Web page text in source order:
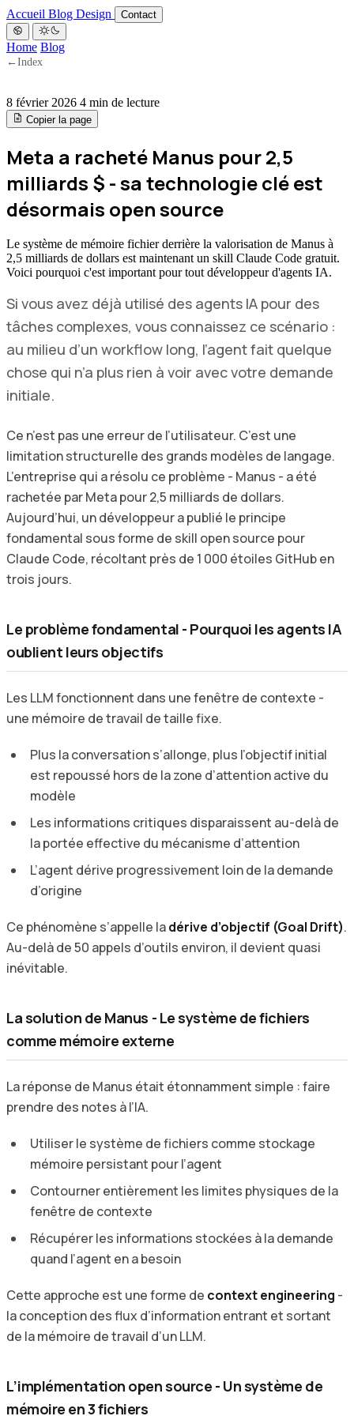
Accueil Blog Design Contact
Home Blog
← Index
8 février 2026 4 min de lecture
Copier la page
Meta a racheté Manus pour 2,5
milliards $ - sa technologie clé est
désormais open source
Le système de mémoire fichier derrière la valorisation de Manus à
2,5 milliards de dollars est maintenant un skill Claude Code gratuit.
Voici pourquoi c'est important pour tout développeur d'agents IA.
Si vous avez déjà utilisé des agents IA pour des
tâches complexes, vous connaissez ce scénario :
au milieu d’un workflow long, l’agent fait quelque
chose qui n’a plus rien à voir avec votre demande
initiale.
Ce n’est pas une erreur de l’utilisateur. C’est une
limitation structurelle des grands modèles de langage.
L’entreprise qui a résolu ce problème - Manus - a été
rachetée par Meta pour 2,5 milliards de dollars.
Aujourd’hui, un développeur a publié le principe
fondamental sous forme de skill open source pour
Claude Code, récoltant près de 1 000 étoiles GitHub en
trois jours.
Le problème fondamental - Pourquoi les agents IA
oublient leurs objectifs
Les LLM fonctionnent dans une fenêtre de contexte -
une mémoire de travail de taille fixe.
Plus la conversation s’allonge, plus l’objectif initial
est repoussé hors de la zone d’attention active du
modèle
Les informations critiques disparaissent au-delà de
la portée effective du mécanisme d’attention
L’agent dérive progressivement loin de la demande
d’origine
Ce phénomène s’appelle ladérive d’objectif (Goal Drift).
Au-delà de 50 appels d’outils environ, il devient quasi
inévitable.
La solution de Manus - Le système de fichiers
comme mémoire externe
La réponse de Manus était étonnamment simple : faire
prendre des notes à l’IA.
Utiliser le système de fichiers comme stockage
mémoire persistant pour l’agent
Contourner entièrement les limites physiques de la
fenêtre de contexte
Récupérer les informations stockées à la demande
quand l’agent en a besoin
Cette approche est une forme de context engineering -
la conception des flux d’information entrant et sortant
de la mémoire de travail d’un LLM.
L’implémentation open source - Un système de
mémoire en 3 fichiers